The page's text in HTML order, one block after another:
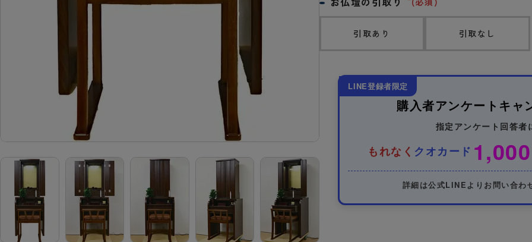
引取あり 引取なし
LINE登録者限定
購入者アンケートキャ
指定アンケート回答者
もれなく クオカード 1,000
詳細は公式LINEよりお問い合わ